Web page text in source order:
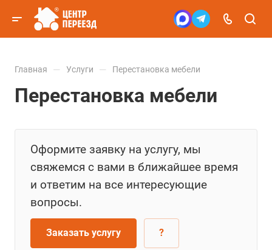
Главная — Услуги — Перестановка мебели
Перестановка мебели
Оформите заявку на услугу, мы
свяжемся с вами в ближайшее время
и ответим на все интересующие
вопросы.
Заказать услугу ?